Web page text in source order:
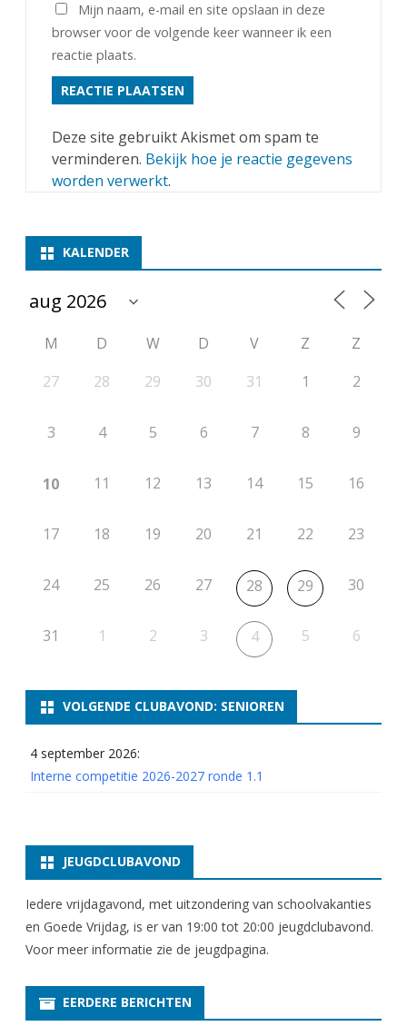
Mijn naam, e-mail en site opslaan in deze
browser voor de volgende keer wanneer ik een
reactie plaats.
Deze site gebruikt Akismet om spam te
verminderen. Bekijk hoe je reactie gegevens
worden verwerkt.
KALENDER
M D W D V Z
Z
27
28 29 30 31 1 2
3 4 5 6 7 8 9
10 11 12 13 14 15 16
17 18 19 20 21 22 23
24 25 26 27 28 29 30
31 1 2 3 4 5 6
VOLGENDE CLUBAVOND: SENIOREN
4 september 2026:
Interne competitie 2026-2027 ronde 1.1
JEUGDCLUBAVOND
Iedere vrijdagavond, met uitzondering van schoolvakanties
en Goede Vrijdag, is er van 19:00 tot 20:00 jeugdclubavond.
Voor meer informatie zie de jeugdpagina.
EERDERE BERICHTEN